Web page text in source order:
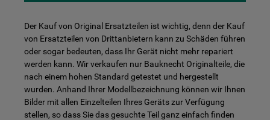
Der Kauf von Original Ersatzteilen ist wichtig, denn der Kauf
von Ersatzteilen von Drittanbietern kann zu Schäden führen
oder sogar bedeuten, dass Ihr Gerät nicht mehr repariert
werden kann. Wir verkaufen nur Bauknecht Originalteile, die
nach einem hohen Standard getestet und hergestellt
wurden. Anhand Ihrer Modellbezeichnung können wir Ihnen
Bilder mit allen Einzelteilen Ihres Geräts zur Verfügung
stellen, so dass Sie das gesuchte Teil ganz einfach finden